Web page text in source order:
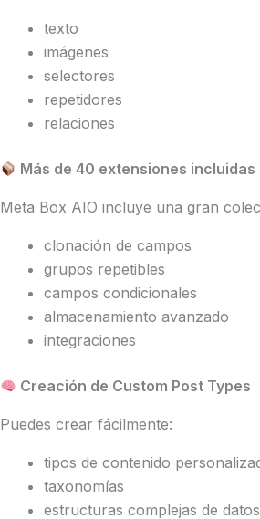
texto
imágenes
selectores
repetidores
relaciones
Más de 40 extensiones incluidas
Meta Box AIO incluye una gran
clonación de campos
grupos repetibles
campos condicionales
almacenamiento avanzado
integraciones
Creación de Custom Post Types
Puedes crear fácilmente:
tipos de contenido
taxonomías
estructuras complejas de datos